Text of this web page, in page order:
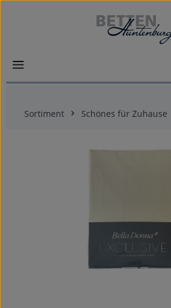
Zum Hauptinhalt springen
Sortiment Schönes für Zuhause
Bildergalerie überspringen